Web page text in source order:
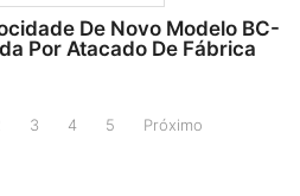
De Novo Modelo BC-
Por Atacado De Fábrica
3 4 5 Próximo